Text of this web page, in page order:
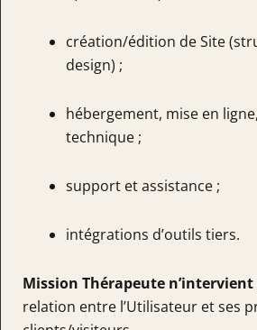
création/édition de Site
design) ;
hébergement, mise en
technique ;
support et assistance ;
intégrations d’outils tiers.
Mission Thérapeute n’intervient
relation entre l’Utilisateur et ses